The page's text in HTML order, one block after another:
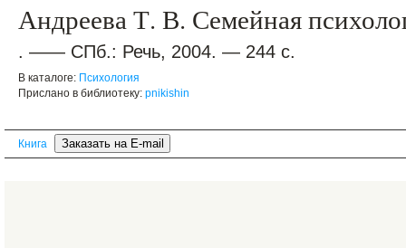
Андреева Т. В. Семейная
. —— СПб.: Речь, 2004. — 244 с.
В каталоге: Психология
Прислано в библиотеку: pnikishin
Книга